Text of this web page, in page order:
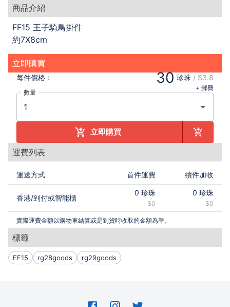
商品介紹
FF15 王子騎鳥掛件
約7X8cm
立即購買
每件價格： 30 珍珠 / $3.8
+ 郵費
數量
立即購買
運費列表
運送方式 首件運費 續件加收
香港/到付或智能櫃
0 珍珠
$0
0 珍珠
$0
實際運費金額以購物車結算或是到貨時收取的金額為準。
標籤
FF15 rg28goods rg29goods